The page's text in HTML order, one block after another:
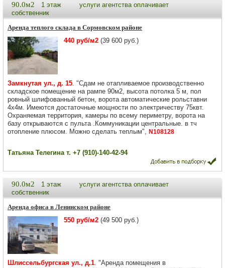
90.0м2 1 этаж
услуги агентства оплачивает
собственник
Аренда теплого склада в Сормовском районе
440 руб/м2 (39 600 руб.)
Замкнутая ул., д. 15. "Сдам не отапливаемое производственно
складское помещение на рампе 90м2, высота потолка 5 м, пол
ровный шлифованный бетон, ворота автоматические рольставни
4х4м. Имеются достаточные мощности по электричеству 75квт.
Охраняемая территория, камеры по всему периметру, ворота на
базу открываются с пульта .Коммуникации центральные. в тч
отопление плюсом. Можно сделать теплым", N108128
Татьяна Телегина т. +7 (910)-140-42-94
90.0м2 1 этаж
услуги агентства оплачивает
собственник
Аренда офиса в Ленинском районе
550 руб/м2 (49 500 руб.)
Шлиссельбургская ул., д.1. "Аренда помещения в